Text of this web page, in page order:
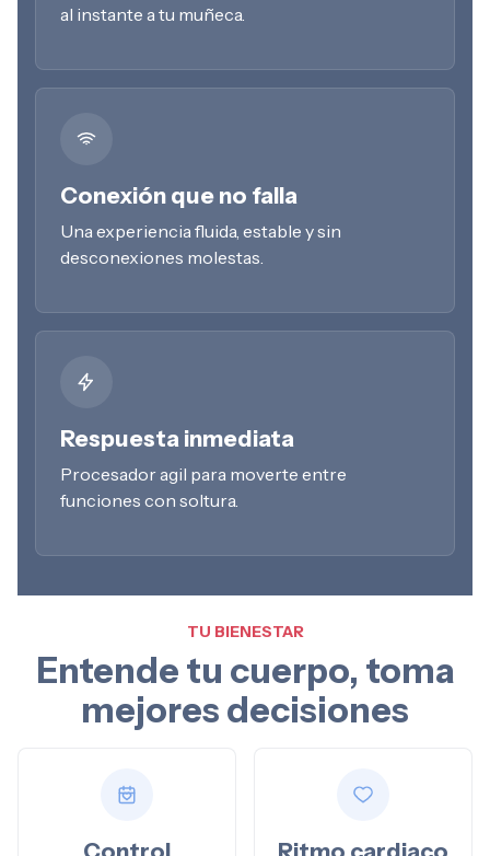
al instante a tu muñeca.
Conexión que no falla
Una experiencia fluida, estable y sin
desconexiones molestas.
Respuesta inmediata
Procesador agil para moverte entre
funciones con soltura.
TU BIENESTAR
Entende tu cuerpo, toma
mejores decisiones